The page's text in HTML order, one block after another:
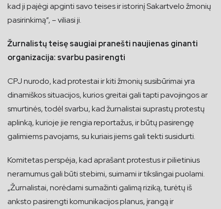
kad ji pajėgi apginti savo teises ir istorinį Sakartvelo žmonių
pasirinkimą“, – viliasi ji.
Žurnalistų teisę saugiai pranešti naujienas ginanti
organizacija: svarbu pasirengti
CPJ nurodo, kad protestai ir kiti žmonių susibūrimai yra
dinamiškos situacijos, kurios greitai gali tapti pavojingos ar
smurtinės, todėl svarbu, kad žurnalistai suprastų protestų
aplinką, kurioje jie rengia reportažus, ir būtų pasirengę
galimiems pavojams, su kuriais jiems gali tekti susidurti.
Komitetas perspėja, kad aprašant protestus ir pilietinius
neramumus gali būti stebimi, suimami ir tikslingai puolami.
„Žurnalistai, norėdami sumažinti galimą riziką, turėtų iš
anksto pasirengti komunikacijos planus, įrangą ir